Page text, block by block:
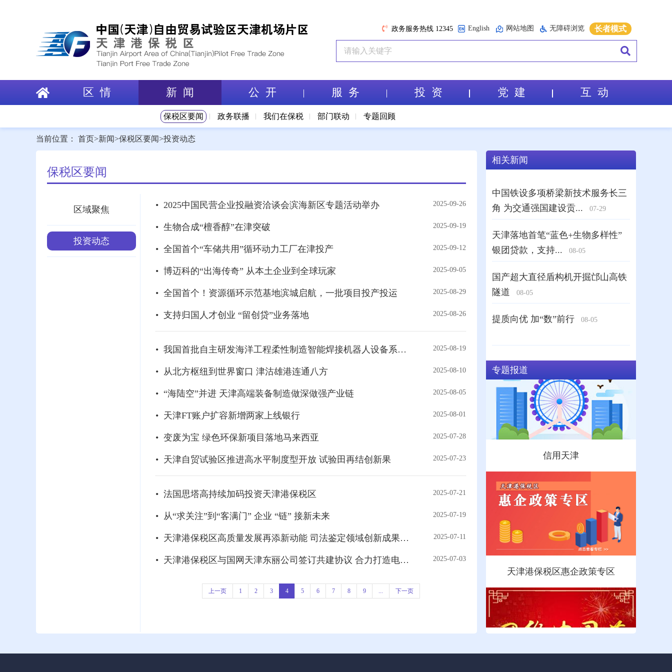
政务服务热线 12345 English 网站地图 无障碍浏览 长者模式
区 情 新 闻
保税区要闻 政务联播 我们在保税 部门联动 专题回顾
公 开 服 务 投 资 党 建 互 动
当前位置： 首页>新闻>保税区要闻>投资动态
保税区要闻
区域聚焦
投资动态
• 2025中国民营企业投融资洽谈会滨海新区专题活动举办 2025-09-26
• 生物合成“檀香醇”在津突破 2025-09-19
• 全国首个“车储共用”循环动力工厂在津投产 2025-09-12
• 博迈科的“出海传奇” 从本土企业到全球玩家 2025-09-05
• 全国首个！资源循环示范基地滨城启航，一批项目投产投运 2025-08-29
• 支持归国人才创业 “留创贷”业务落地 2025-08-26
• 我国首批自主研发海洋工程柔性制造智能焊接机器人设备系统集成完工 2025-08-19
• 从北方枢纽到世界窗口 津沽雄港连通八方 2025-08-10
• “海陆空”并进 天津高端装备制造做深做强产业链 2025-08-05
• 天津FT账户扩容新增两家上线银行 2025-08-01
• 变废为宝 绿色环保新项目落地马来西亚 2025-07-28
• 天津自贸试验区推进高水平制度型开放 试验田再结创新果 2025-07-23
• 法国思塔高持续加码投资天津港保税区 2025-07-21
• 从“求关注”到“客满门” 企业 “链” 接新未来 2025-07-19
• 天津港保税区高质量发展再添新动能 司法鉴定领域创新成果彰显新质生产力 2025-07-11
• 天津港保税区与国网天津东丽公司签订共建协议​ 合力打造电力营商环境“空港范式... 2025-07-03
上一页 1 2 3 4 5 6 7 8 9 ... 下一页